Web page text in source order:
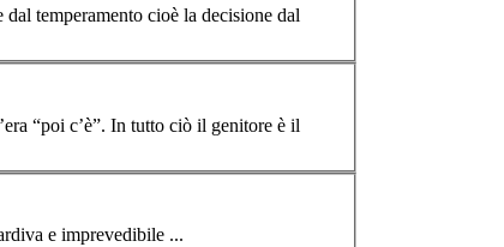
temperamento cioè la decisione dal
“poi c’è”. In tutto ciò il genitore è il
e imprevedibile ...